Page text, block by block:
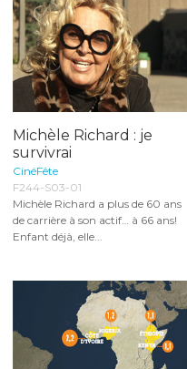
Michèle Richard : je
survivrai
CinéFête
F244-S03-01
Michèle Richard a plus de 60 ans
de carrière à son actif… à 66 ans!
Enfant déjà, elle...